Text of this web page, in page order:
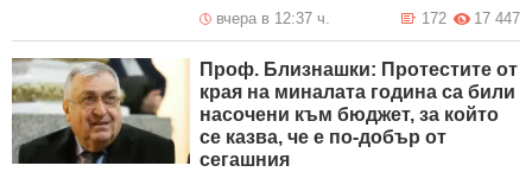
вчера в 12:37 ч. 17 447
172
Проф. Близнашки: Протестите от
края на миналата година са били
насочени към бюджет, за който
се казва, че е по-добър от
сегашния